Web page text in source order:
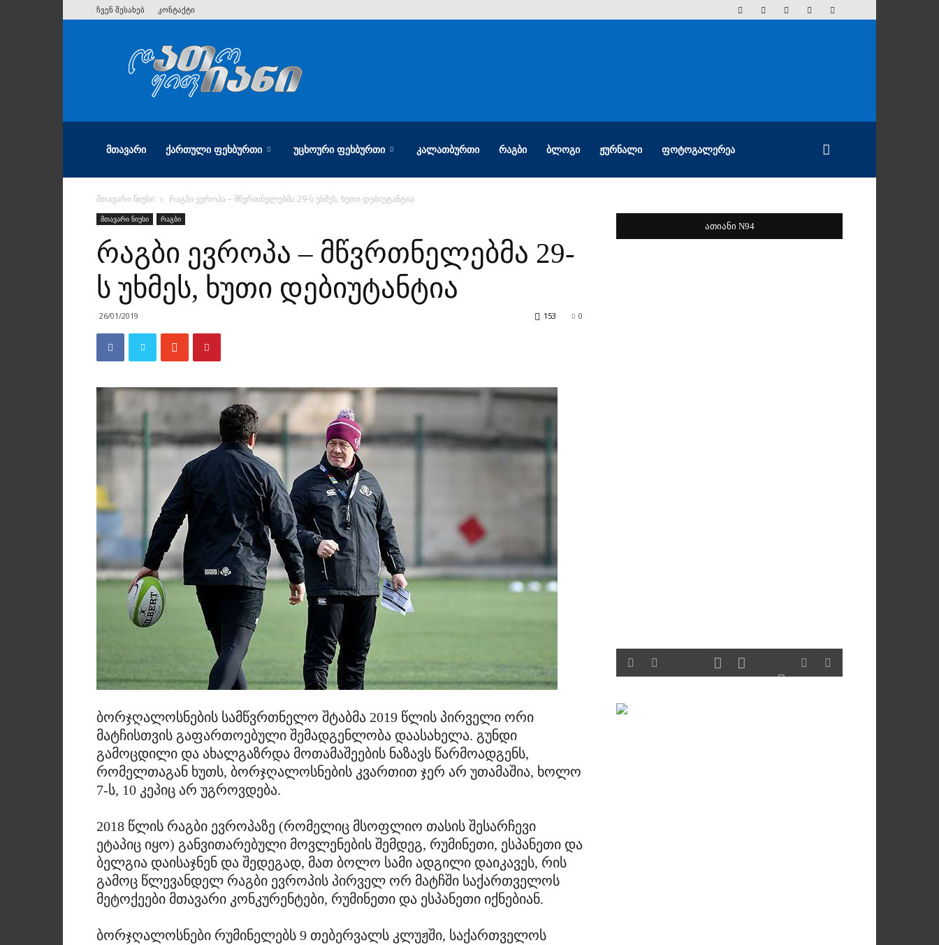
ჩვენ შესახებ კონტაქტი
ათიანი
ᲛᲗᲐᲕᲐᲠᲘ ᲥᲐᲠᲗᲣᲚᲘ ᲤᲔᲮᲑᲣᲠᲗᲘ ᲣᲪᲮᲝᲣᲠᲘ ᲤᲔᲮᲑᲣᲠᲗᲘ ᲙᲐᲚᲐᲗᲑᲣᲠᲗᲘ ᲠᲐᲒᲑᲘ ᲑᲚᲝᲒᲘ ᲟᲣᲠᲜᲐᲚᲘ ᲤᲝᲢᲝᲒᲐᲚᲔᲠᲔᲐ
მთავარი ნიუსი რაგბი ევროპა – მწვრთნელებმა 29-ს უხმეს, ხუთი დებიუტანტია
მთავარი ნიუსი რაგბი
რაგბი ევროპა – მწვრთნელებმა 29-
ს უხმეს, ხუთი დებიუტანტია
26/01/2019 0
153
ბორჯღალოსნების სამწვრთნელო შტაბმა 2019 წლის პირველი ორი
მატჩისთვის გაფართოებული შემადგენლობა დაასახელა. გუნდი
გამოცდილი და ახალგაზრდა მოთამაშეების ნაზავს წარმოადგენს,
რომელთაგან ხუთს, ბორჯღალოსნების კვართით ჯერ არ უთამაშია, ხოლო
7-ს, 10 კეპიც არ უგროვდება.
2018 წლის რაგბი ევროპაზე (რომელიც მსოფლიო თასის შესარჩევი
ეტაპიც იყო) განვითარებული მოვლენების შემდეგ, რუმინეთი, ესპანეთი და
ბელგია დაისაჯნენ და შედეგად, მათ ბოლო სამი ადგილი დაიკავეს, რის
გამოც წლევანდელ რაგბი ევროპის პირველ ორ მატჩში საქართველოს
მეტოქეები მთავარი კონკურენტები, რუმინეთი და ესპანეთი იქნებიან.
ბორჯღალოსნები რუმინელებს 9 თებერვალს კლუჟში, საქართველოს
ათიანი N94